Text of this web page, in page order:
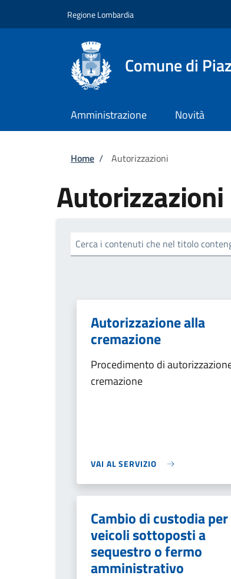
Regione Lombardia
Comune di
Amministrazione Novità
Briciole di pane
Home / Autorizzazioni
Autorizzazioni
Cerca i contenuti che nel titolo
Autorizzazione alla
cremazione
Procedimento di
cremazione
VAI AL SERVIZIO
Cambio di custodia per
veicoli sottoposti a
sequestro o fermo
amministrativo